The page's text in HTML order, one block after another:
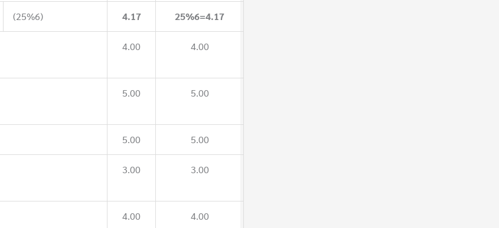
(25%6) 4.17 25%6=4.17
4.00 4.00
5.00 5.00
5.00 5.00
3.00 3.00
4.00 4.00